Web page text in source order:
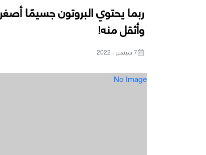
ربما يحتوي البروتون جسيمًا أصغر
وأثقل منه!
7 سبتمبر ، 2022
No Image